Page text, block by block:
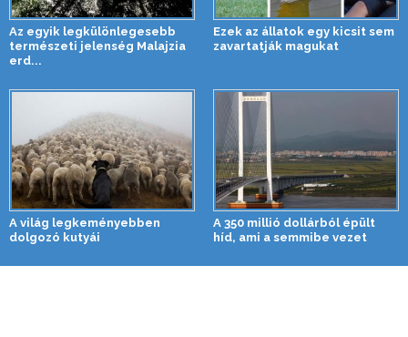
Az egyik legkülönlegesebb
természeti jelenség Malajzia
erd...
Ezek az állatok egy kicsit sem
zavartatják magukat
A világ legkeményebben
dolgozó kutyái
A 350 millió dollárból épült
híd, ami a semmibe vezet